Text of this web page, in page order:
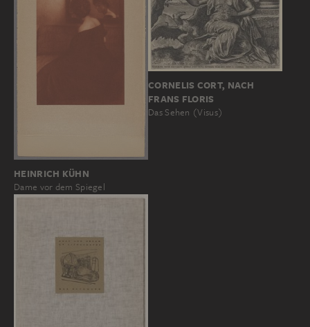
HEINRICH KÜHN
Dame vor dem Spiegel
CORNELIS CORT, NACH
FRANS FLORIS
Das Sehen (Visus)